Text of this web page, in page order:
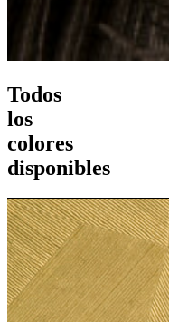
Todos
los
colores
disponibles